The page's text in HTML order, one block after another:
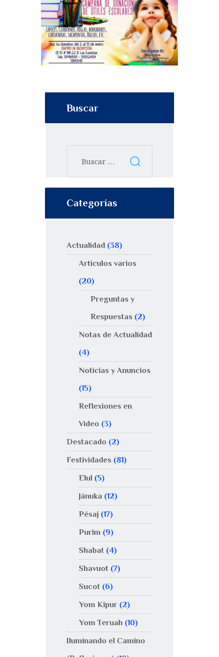
Buscar
Categorías
Actualidad (38)
Artículos varios
(20)
Preguntas y
Respuestas (2)
Notas de Actualidad
(4)
Noticias y Anuncios
(15)
Reflexiones en
Video (3)
Destacado (2)
Festividades (81)
Elul(5)
Jánuka (12)
Pésaj(17)
Purim (9)
Shabat(4)
Shavuot(7)
Sucot(6)
Yom Kipur(2)
Yom Teruah (10)
Iluminando el Camino